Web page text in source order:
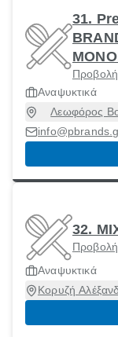
31.
Προβολή
Αναψυκτικά
Λεωφόρος
32.
Προβολή
Αναψυκτικά
Κορυζή